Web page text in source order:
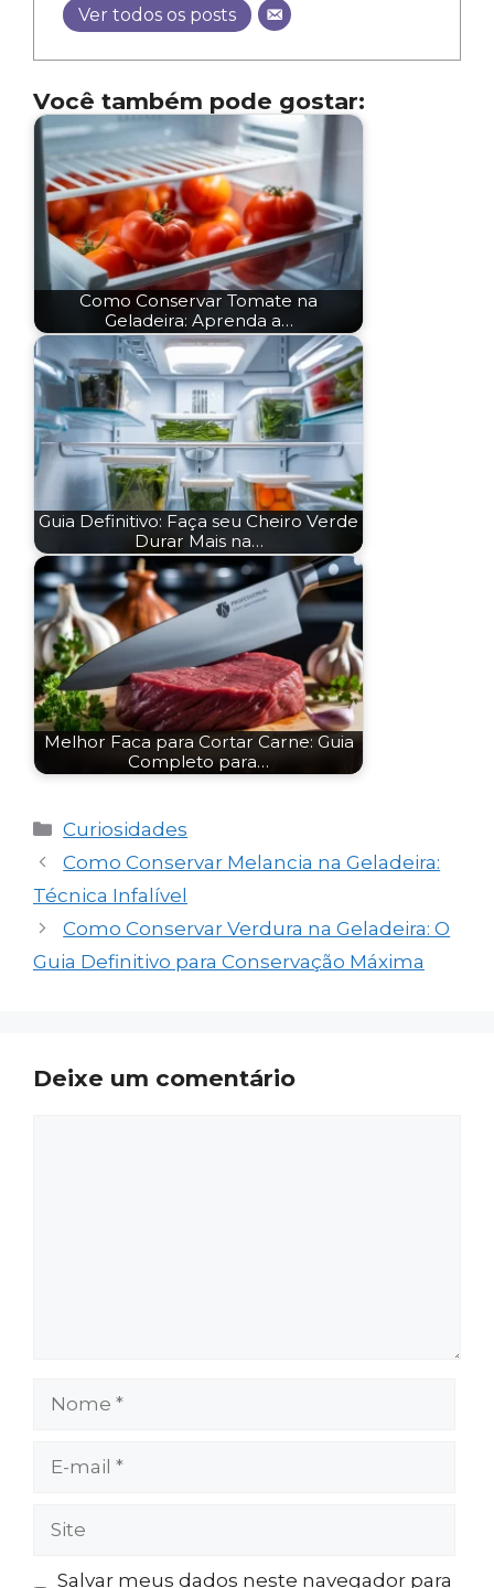
Ver todos os posts
Você também pode gostar:
Como Conservar Tomate na
Geladeira: Aprenda a…
Guia Definitivo: Faça seu Cheiro Verde
Durar Mais na…
Melhor Faca para Cortar Carne: Guia
Completo para…
Categorias
Curiosidades
Como Conservar Melancia na Geladeira:
Técnica Infalível
Como Conservar Verdura na Geladeira: O
Guia Definitivo para Conservação Máxima
Deixe um comentário
mail
Salvar meus dados neste navegador para